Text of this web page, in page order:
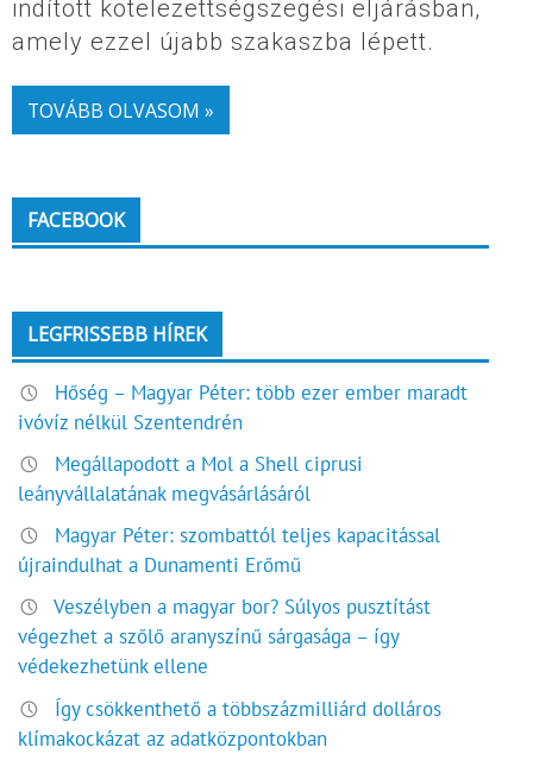
indított kötelezettségszegési eljárásban,
amely ezzel újabb szakaszba lépett.
TOVÁBB OLVASOM »
FACEBOOK
LEGFRISSEBB HÍREK
Hőség – Magyar Péter: több ezer ember maradt
ivóvíz nélkül Szentendrén
Megállapodott a Mol a Shell ciprusi
leányvállalatának megvásárlásáról
Magyar Péter: szombattól teljes kapacitással
újraindulhat a Dunamenti Erőmű
Veszélyben a magyar bor? Súlyos pusztítást
végezhet a szőlő aranyszínű sárgasága – így
védekezhetünk ellene
Így csökkenthető a többszázmilliárd dolláros
klímakockázat az adatközpontokban